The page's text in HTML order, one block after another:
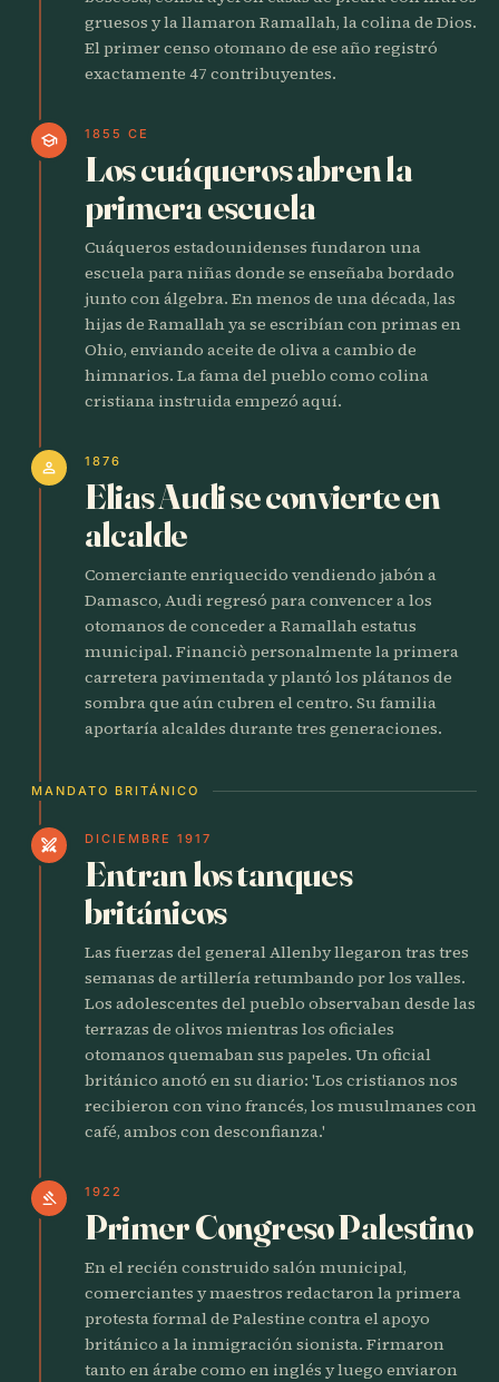
gruesos y la llamaron Ramallah, la colina de Dios.
El primer censo otomano de ese año registró
exactamente 47 contribuyentes.
school 1855 CE
Los cuáqueros abren la
primera escuela
Cuáqueros estadounidenses fundaron una
escuela para niñas donde se enseñaba bordado
junto con álgebra. En menos de una década, las
hijas de Ramallah ya se escribían con primas en
Ohio, enviando aceite de oliva a cambio de
himnarios. La fama del pueblo como colina
cristiana instruida empezó aquí.
person 1876
Elias Audi se convierte en
alcalde
Comerciante enriquecido vendiendo jabón a
Damasco, Audi regresó para convencer a los
otomanos de conceder a Ramallah estatus
municipal. Financiò personalmente la primera
carretera pavimentada y plantó los plátanos de
sombra que aún cubren el centro. Su familia
aportaría alcaldes durante tres generaciones.
MANDATO BRITÁNICO
swords DICIEMBRE 1917
Entran los tanques
británicos
Las fuerzas del general Allenby llegaron tras tres
semanas de artillería retumbando por los valles.
Los adolescentes del pueblo observaban desde las
terrazas de olivos mientras los oficiales
otomanos quemaban sus papeles. Un oficial
británico anotó en su diario: 'Los cristianos nos
recibieron con vino francés, los musulmanes con
café, ambos con desconfianza.'
gavel 1922
Primer Congreso Palestino
En el recién construido salón municipal,
comerciantes y maestros redactaron la primera
protesta formal de Palestine contra el apoyo
británico a la inmigración sionista. Firmaron
tanto en árabe como en inglés y luego enviaron